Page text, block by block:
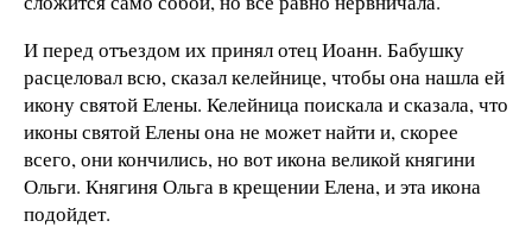
И перед отъездом их принял отец Иоанн. Бабушку
расцеловал всю, сказал келейнице, чтобы она нашла ей
икону святой Елены. Келейница поискала и сказала, что
иконы святой Елены она не может найти и, скорее
всего, они кончились, но вот икона великой княгини
Ольги. Княгиня Ольга в крещении Елена, и эта икона
подойдет.